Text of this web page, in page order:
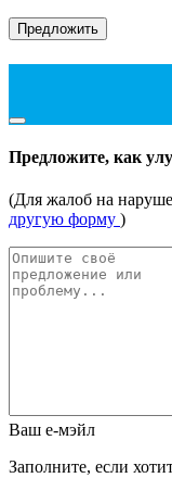
Предложить
Предложите, как
(Для жалоб на
другую форму )
Ваш е-мэйл
Заполните, если